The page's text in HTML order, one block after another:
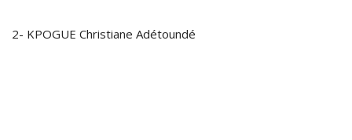
2- KPOGUE Christiane Adétoundé